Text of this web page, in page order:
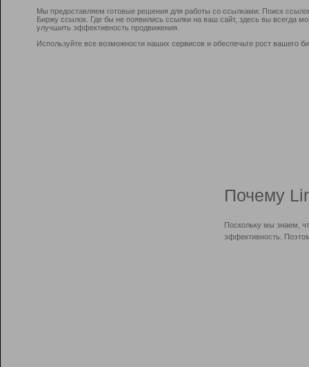
Мы предоставляем готовые решения для работы со ссылками: Поиск
Биржу ссылок. Где бы не появились ссылки на ваш сайт, здесь вы всегда
улучшить эффективность продвижения.
Используйте все возможности наших сервисов и обеспечьте рост вашего
Почему
Поскольку мы знаем,
эффективность.